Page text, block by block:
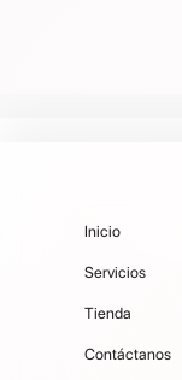
Inicio
Servicios
Tienda
Contáctanos